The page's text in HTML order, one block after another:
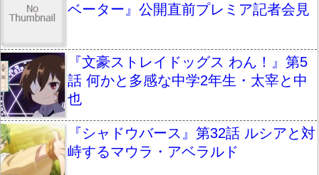
ベーター』公開直前プレミア記者会見
『文豪ストレイドッグス わん！』第5
話 何かと多感な中学2年生・太宰と中
也
『シャドウバース』第32話 ルシアと対
峙するマウラ・アベラルド